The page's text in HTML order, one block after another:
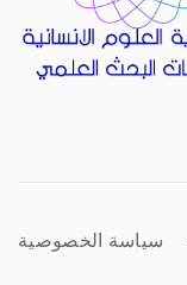
سياسة الخصوصية